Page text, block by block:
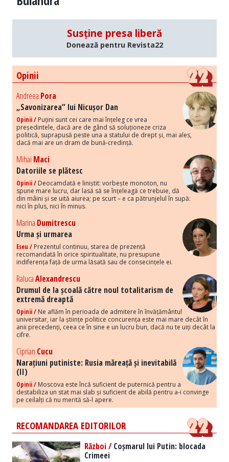
Susține presa liberă
Donează pentru Revista22
Opinii
Andreea Pora
„Savonizarea” lui Nicușor Dan
Opinii / Puțini sunt cei care mai înțeleg ce vrea
președintele, dacă are de gând să soluționeze criza
politică, suprapusă peste una a statului de drept și, mai ales,
dacă mai are un dram de bună-credință.
Mihai Maci
Datoriile se plătesc
Opinii / Deocamdată e liniștit: vorbește monoton, nu
spune mare lucru, dar lasă să se înțeleagă ce trebuie, dă
din mâini și se uită aiurea; pe scurt – e ca pătrunjelul în supă:
nici în plus, nici în minus.
Marina Dumitrescu
Urma și urmarea
Eseu / Prezentul continuu, starea de prezență
recomandată în orice spiritualitate, nu presupune
indiferența față de urma lăsată sau de consecințele ei.
RalucaAlexandrescu
Drumul de la școală către noul totalitarism de
extremă dreaptă
Opinii / Ne aflăm în perioada de admitere în învățământul
universitar, iar la științe politice concurența este mai mare decât în
anii precedenți, ceea ce în sine e un lucru bun, dacă nu te uiți decât la
cifre.
Ciprian Cucu
Narațiuni putiniste: Rusia măreață și inevitabilă
(II)
Opinii / Moscova este încă suficient de puternică pentru a
destabiliza un stat mai slab și suficient de abilă pentru a-i convinge
pe ceilalți că nu merită să-l apere.
RECOMANDAREA EDITORILOR
Război /Coșmarul lui Putin: blocada
Crimeei